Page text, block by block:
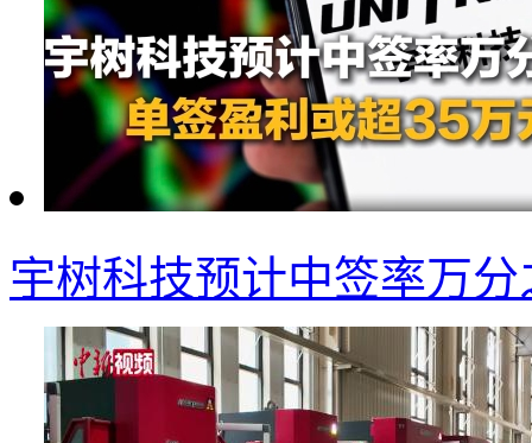
宇树科技预计中签率万